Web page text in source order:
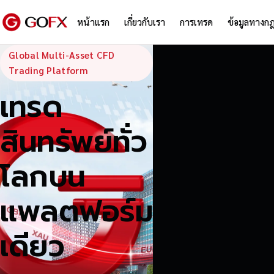
หน้าแรก เกี่ยวกับเรา การเทรด ข้อมูลทางก
GoFX —
Global Multi-Asset CFD
Trading Platform
เทรด
สินทรัพย์ทั่ว
โลกบน
แพลตฟอร์ม
เดียว